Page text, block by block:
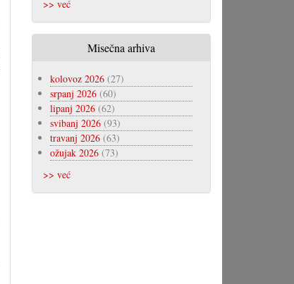
>> već
Misečna arhiva
kolovoz 2026(27)
srpanj 2026(60)
lipanj 2026(62)
svibanj 2026(93)
travanj 2026(63)
ožujak 2026(73)
>> već